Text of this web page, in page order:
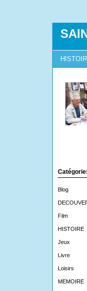
Blog
Film
HISTOIRE
Jeux
Livre
Loisirs
MEMOIRE